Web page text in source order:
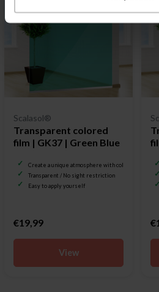
Scalasol®
Transparent colored
film | GK37 | Green Blue
Create a unique atmosphere with color
Transparent / No sight restriction
Easy to apply yourself
€19,99
View